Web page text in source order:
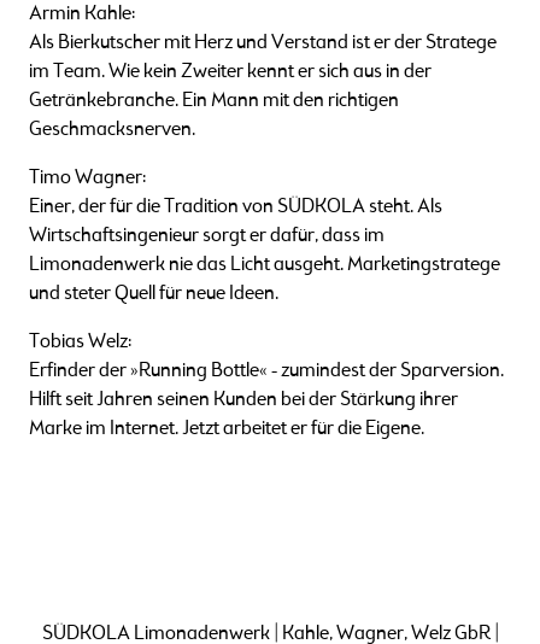
Armin Kahle:
Als Bierkutscher mit Herz und Verstand ist er der Stratege
im Team. Wie kein Zweiter kennt er sich aus in der
Getränkebranche. Ein Mann mit den richtigen
Geschmacksnerven.
Timo Wagner:
Einer, der für die Tradition von SÜDKOLA steht. Als
Wirtschaftsingenieur sorgt er dafür, dass im
Limonadenwerk nie das Licht ausgeht. Marketingstratege
und steter Quell für neue Ideen.
Tobias Welz:
Erfinder der »Running Bottle« - zumindest der Sparversion.
Hilft seit Jahren seinen Kunden bei der Stärkung ihrer
Marke im Internet. Jetzt arbeitet er für die Eigene.
SÜDKOLA Limonadenwerk | Kahle, Wagner, Welz GbR |